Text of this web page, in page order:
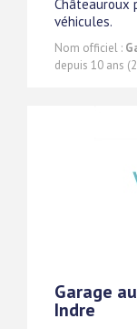
Châteauroux
véhicules.
Nom officiel :
depuis 10 ans
Garage
Indre